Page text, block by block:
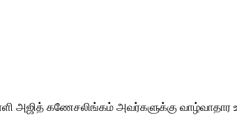
அஜித் கணேசலிங்கம் அவர்களுக்கு வாழ்வாதார